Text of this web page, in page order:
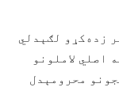
زده‌کړو لګېدلي
اصلي لاملونو
محرومېدل